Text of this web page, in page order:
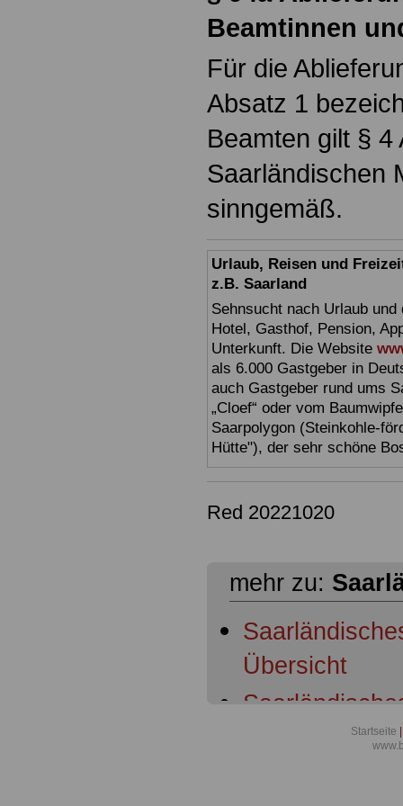
Beamtinnen
Für die
Absatz 1
Beamten gilt §
Saarländischen
sinngemäß.
Urlaub, Reisen und
z.B. Saarland
Sehnsucht nach Urlaub
Hotel, Gasthof, Pension,
Unterkunft. Die Website
als 6.000 Gastgeber in
auch Gastgeber rund ums
„Cloef“ oder vom
Saarpolygon (Steinkohle-
Hütte"), der sehr schöne
Red 20221020
mehr zu:
Übersicht
Startseite